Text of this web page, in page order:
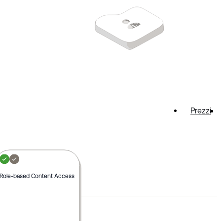
Prezzi
Role-based Content Access